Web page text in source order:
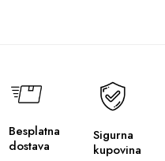
Besplatna
dostava
Sigurna
kupovina